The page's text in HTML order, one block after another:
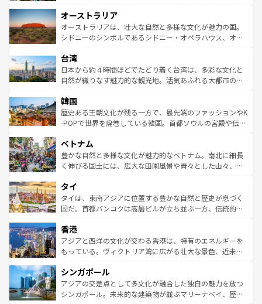
部のニューオーリンズでは、音楽と美食が融合した独特の
文化が魅力。旅行者はアメリカの各地域で異なる魅力を楽
しみながら、その多様性と豊かな歴史を感じることができ
ならではの贅沢な旅のスタイルだ。 なお、新着のアメリカ
情報はコンテンツ一覧を参照してほしい。
ワイ島は見逃せない。また、定番の観光地といえばオアフ
島だが、静かな自然を求めるならマウイ島やカウアイ島が
おすすめ。エメラルドグリーンに輝く海をはじめ、豊かな
れるおもてなしの心で訪れる人々を迎えてくれるハワイの
人々、おいしいローカルフードやハワイアンミュージッ
ク、伝統的なフラダンスなど、すべてがハワイの魅力を彩
ワイを、存分に味わってほしい。 なお、新着のハワイ情報
はコンテンツ一覧を参照してほしい。
オーストラリア
オーストラリアは、壮大な自然と多様な文化が魅力の国。
シドニーのシンボルであるシドニー・オペラハウス、オー
リアリーフや大陸中央部にそびえるウルル（エアーズロッ
ク）、タスマニアの美しい原生林やケアンズの熱帯雨林な
ど、見どころがたくさん。また、カフェやワイン、オージ
いる。アクティビティも充実しており、サーフィンやダイ
ビング、ハイキングなど、アウトドア好きにはたまらな
い。オーストラリアの多彩な魅力を存分に味わいつくそ
参照してほしい。
台湾
日本から約４時間ほどでたどり着く台湾は、多彩な文化と
自然が織りなす魅力的な観光地。活気あふれる大都市の台
ン）、静ひつな山岳地帯である台湾東部など、都市の喧騒
と山間の静けさが共存しており、訪れる人に新しい発見と
驚きをもたらしてくれる。また、奥深い台湾の食文化も魅
容にもいいと評判のスイーツなど、バラエティ豊かな料理
が味わえる。 なお、新着の台湾情報は コンテンツ一覧を参
照してほしい。
韓国
歴史ある王朝文化が残る一方で、最先端のファッションやK
-POPで世界を席巻している韓国。首都ソウルの宮殿や伝統
き、地方に足を延ばせば四季折々の自然美を楽しむことが
できる。そして、キムチや焼肉、絶品のストリートフード
まで、さまざまな韓国料理が待っている。夜には、韓国な
リティに包まれながら、韓国の多彩な魅力を心ゆくまで味
わってみてほしい。 なお、新着の韓国情報はコンテンツ一
覧を参照してほしい。
ベトナム
豊かな自然と多様な文化が魅力的なベトナム。南北に細長
く伸びる国土には、広大な田園風景や青々とした山々、世
急速な発展と共に伝統が息づく。ハノイの古い町並みやホ
ーチミン市のフランス統治時代の建物も、独特の雰囲気を
醸し出している。また、バラエティの豊かさとおいしさで
とつ。フォーやバインミー、ベトナムコーヒーなどは、ぜ
ひ現地で味わいたい。どの地域を訪れてもあたたかい人々
が旅行者を迎えてくれるので、きっと忘れられない旅にな
参照してほしい。
タイ
タイは、東南アジアに位置する豊かな自然と歴史が息づく
国だ。首都バンコクは高層ビルが立ち並ぶ一方、伝統的な
の活気が交差している。北部ではチェンマイなどの山岳地
帯で自然と触れ合い、南部ではプーケットやクラビの美し
いビーチでリゾート気分を楽しむことができる。タイ料理
激する。気候は一年中温暖で、どの季節にも異なる楽しみ
が待っている。親しみやすいタイの人々、仏教を中心とし
た文化、そして多様な観光資源が、訪れる旅人を魅了し続
香港
アジアと西洋の文化が交わる香港は、特有のエネルギーを
もっている。ヴィクトリア湾に広がる壮大な景色、近未来
み、どこを訪れても感動するはず。観光スポットが密集し
ており、効率よく見どころを回れるのも魅力。息をのむよ
うな絶景から文化的な体験まで、香港を存分に楽しみ尽く
シンガポール
アジアの交差点として多文化が融合した独自の魅力を放つ
シンガポール。未来的な建築物が並ぶマリーナベイ、歴史